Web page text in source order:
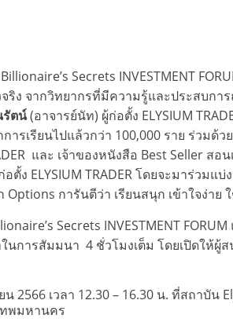
Secrets INVESTMENT
ริง จากวิทยากรที่มีความรู้และประสบก
ตน์(อาจารย์นัท) ผู้ก่อตั้ง ELYSIUM
ารเรียนไปแล้วกว่า 100,000 ราย ร่วมด้วย
และ เจ้าของหนังสือ Best Seller สอ
ตั้ง ELYSIUM TRADER โดยจะมาร่วม
การันตีว่า เรียนสนุก เข้าใจง่าย
Secrets INVESTMENT
ในการสัมมนา 4 ชั่วโมงเต็ม โดยเปิดให้
2566 เวลา 12.30 – 16.30 น. ที่สถาบัน
ทพมหานคร